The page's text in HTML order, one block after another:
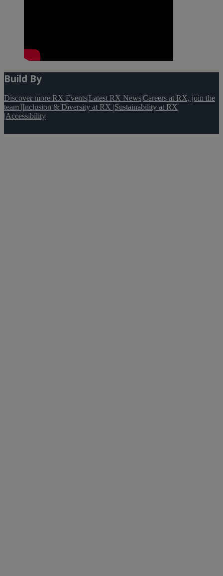
Build By
Discover more RX Events|Latest RX News|Careers at RX, join the
team |Inclusion & Diversity at RX |Sustainability at RX
|Accessibility